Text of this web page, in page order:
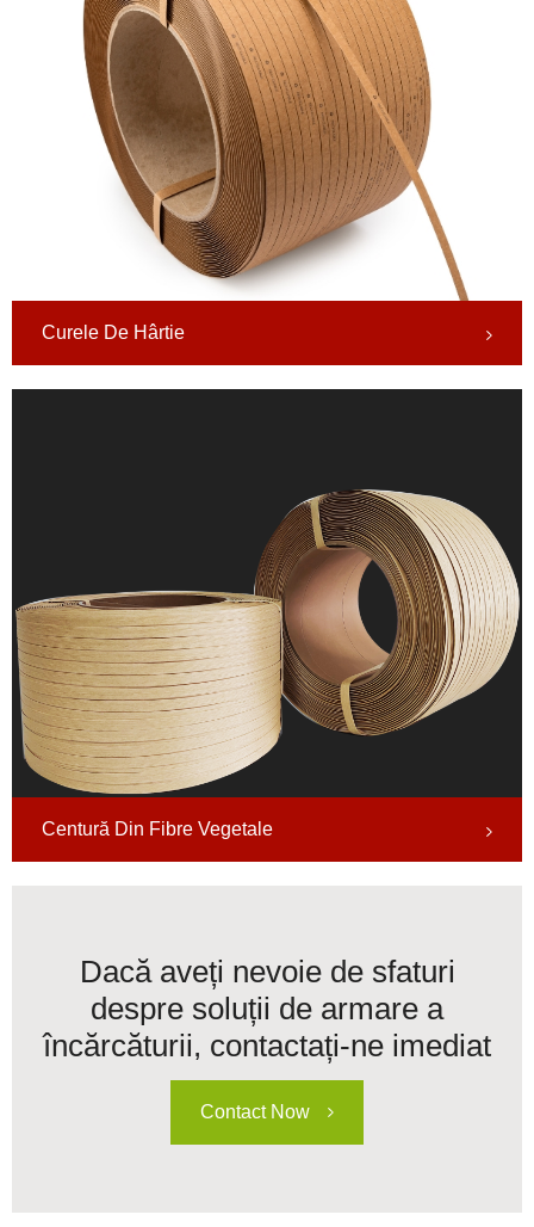
Curele De Hârtie
Centură Din Fibre Vegetale
Dacă aveți nevoie de sfaturi
despre soluții de armare a
încărcăturii, contactați-ne imediat
Contact Now